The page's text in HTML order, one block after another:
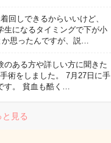
回しできるからいいけど、
生になるタイミングで下が小
か思ったんですが、説…
のある方や詳しい方に聞きた
術をしました。 7月27日に手
す。 貧血も酷く…
と見る